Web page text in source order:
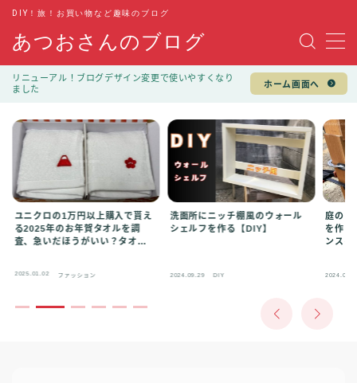
あつおさんのブログ
DIY！旅！お買い物など趣味のブログ
MENU
旅行
キャンプ
お買い物
ファッション
リニューアル！ブログデザイン変更で使いやすくなり
ました
ホーム画面へ
ユニクロの1万円以上購入で貰え
る2025年のお年賀タオルを調
査、急いだほうがいい？タオル
2025.01.02 ファッション
洗面所にニッチ棚風のウォール
シェルフを作る【DIY】
2024.09.29 DIY
庭のド
を作る
ンスを